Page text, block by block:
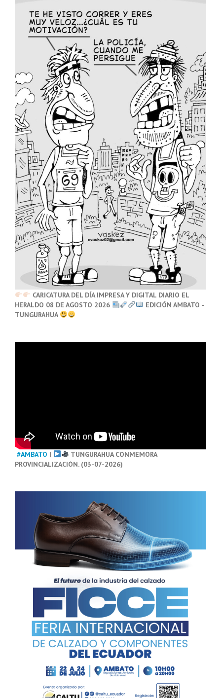
CARICATURA DEL DÍA IMPRESA Y DIGITAL DIARIO EL
HERALDO 08 DE AGOSTO 2026
EDICIÓN AMBATO -
TUNGURAHUA
#AMBATO |
TUNGURAHUA CONMEMORA
PROVINCIALIZACIÓN. (03-07-2026)